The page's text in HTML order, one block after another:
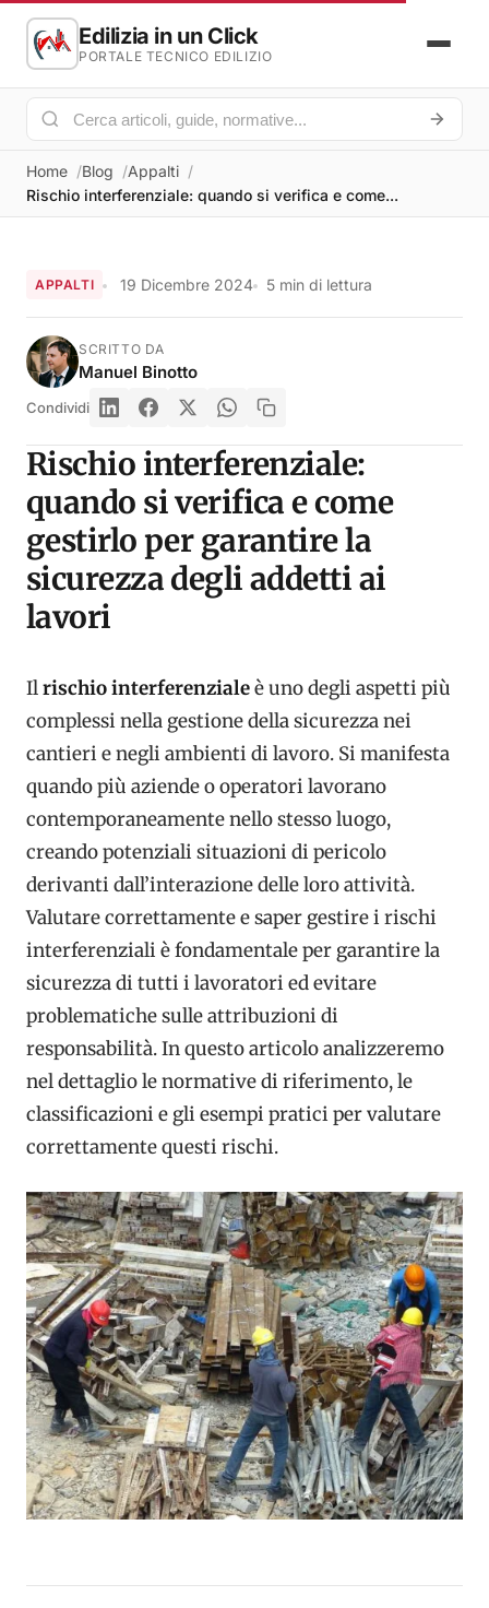
Edilizia in un Click
PORTALE TECNICO EDILIZIO
Home Blog
Appalti
Rischio interferenziale: quando si verifica e come...
APPALTI 19 Dicembre 2024 5 min di lettura
SCRITTO DA
Manuel Binotto
Condividi
Rischio interferenziale:
quando si verifica e come
gestirlo per garantire la
sicurezza degli addetti ai
lavori
Ilrischio interferenzialeè uno degli aspetti più
complessi nella gestione della sicurezza nei
cantieri e negli ambienti di lavoro. Si manifesta
quando più aziende o operatori lavorano
contemporaneamente nello stesso luogo,
creando potenziali situazioni di pericolo
derivanti dall’interazione delle loro attività.
Valutare correttamente e saper gestire i rischi
interferenziali è fondamentale per garantire la
sicurezza di tutti i lavoratori ed evitare
problematiche sulle attribuzioni di
responsabilità. In questo articolo analizzeremo
nel dettaglio le normative di riferimento, le
classificazioni e gli esempi pratici per valutare
correttamente questi rischi.